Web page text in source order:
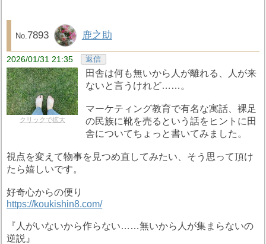
7893 鹿之助
2026/01/31 21:35 返信
クリックで拡大
田舎は何も無いから人が離れる、人が来
ないと言うけれど……。
マーケティング教育で有名な寓話、裸足
の民族に靴を売るという話をヒントに田
舎についてちょっと書いてみました。
視点を変えて物事を見つめ直してみたい、そう思って頂け
たら嬉しいです。
好奇心からの便り
https://koukishin8.com/
『人がいないから作らない……無いから人が集まらないの
逆説』